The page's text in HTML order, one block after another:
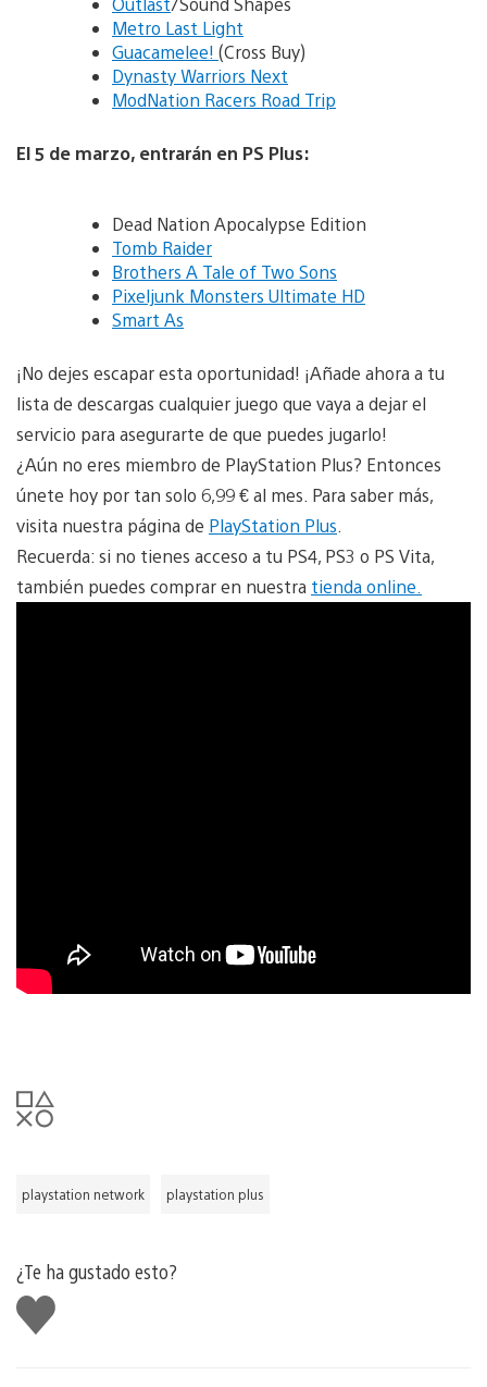
Metro Last Light
Guacamelee! (Cross Buy)
Dynasty Warriors Next
ModNation Racers Road Trip
El 5 de marzo, entrarán en PS Plus:
Dead Nation Apocalypse Edition
Tomb Raider
Brothers A Tale of Two Sons
Pixeljunk Monsters Ultimate HD
Smart As
¡No dejes escapar esta oportunidad! ¡Añade ahora a tu
lista de descargas cualquier juego que vaya a dejar el
servicio para asegurarte de que puedes jugarlo!
¿Aún no eres miembro de PlayStation Plus? Entonces
únete hoy por tan solo 6,99 € al mes. Para saber más,
visita nuestra página de PlayStation Plus
Recuerda: si no tienes acceso a tu PS4, PS3 o PS Vita,
también puedes comprar en nuestra tienda online.
playstation network playstation plus
¿Te ha gustado esto?
Me
gusta